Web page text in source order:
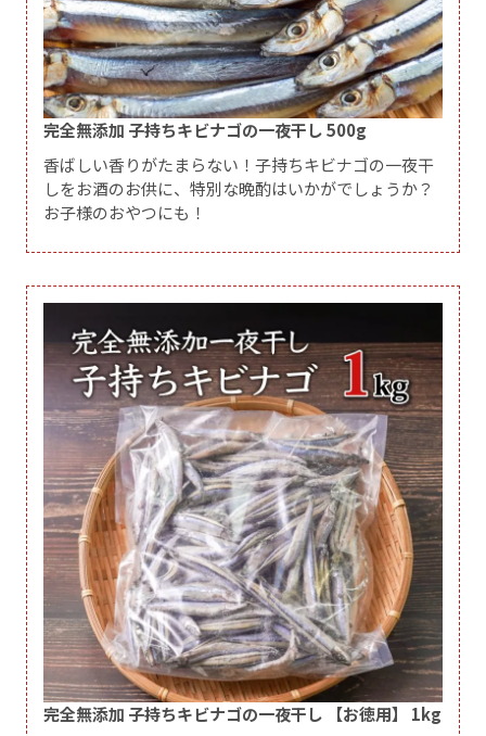
完全無添加 子持ちキビナゴの一夜干し 500g
香ばしい香りがたまらない！子持ちキビナゴの一夜干
しをお酒のお供に、特別な晩酌はいかがでしょうか？
お子様のおやつにも！
完全無添加 子持ちキビナゴの一夜干し 【お徳用】 1kg